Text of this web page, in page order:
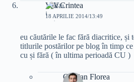
Vali Crintea
18 APRILIE 2014/13:49
eu căutările le fac fără diacritice, și
titlurile postărilor pe blog în timp
cu și fără ( în ultima perioadă CU )
Cristian Florea